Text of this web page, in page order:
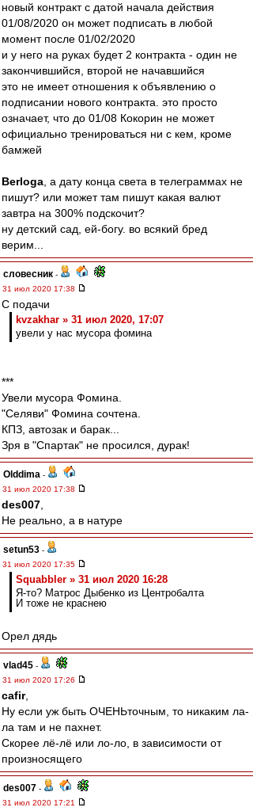
новый контракт с датой начала действия
01/08/2020 он может подписать в любой
момент после 01/02/2020
и у него на руках будет 2 контракта - один не
закончившийся, второй не начавшийся
это не имеет отношения к объявлению о
подписании нового контракта. это просто
означает, что до 01/08 Кокорин не может
официально тренироваться ни с кем, кроме
бамжей
Berloga , а дату конца света в телеграммах не
пишут? или может там пишут какая валют
завтра на 300% подскочит?
ну детский сад, ей-богу. во всякий бред
верим...
словесник -
31 июл 2020 17:38
С подачи
kvzakhar » 31 июл 2020, 17:07
увели у нас мусора фомина
***
Увели мусора Фомина.
"Селяви" Фомина сочтена.
КПЗ, автозак и барак...
Зря в "Спартак" не просился, дурак!
Olddima -
31 июл 2020 17:38
des007
Не реально, а в натуре
setun53 -
31 июл 2020 17:35
Squabbler » 31 июл 2020 16:28
Я-то? Матрос Дыбенко из Центробалта
И тоже не краснею
Орел дядь
vlad45 -
31 июл 2020 17:26
cafir,
Ну если уж быть ОЧЕНЬточным, то никаким ла-
ла там и не пахнет.
Скорее лё-лё или ло-ло, в зависимости от
произносящего
des007 -
31 июл 2020 17:21